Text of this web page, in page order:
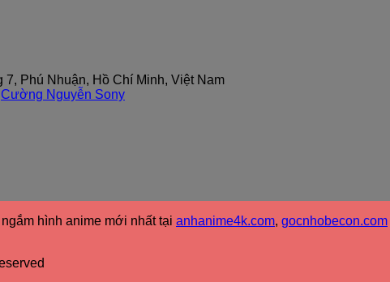
Phú Nhuận, Hồ Chí Minh, Việt Nam
Cường Nguyễn Sony
ngắm hình anime mới nhất tại anhanime4k.com, gocnhobecon.com